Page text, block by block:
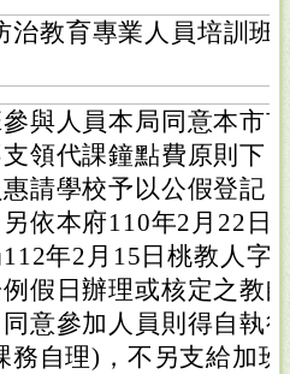
治教育專業人員培訓班
與人員本局同意本市
領代課鐘點費原則下
請學校予以公假登記
依本府110年2月22日
年2月15日桃教人字
假日辦理或核定之教
意參加人員則得自執
務自理)，不另支給加